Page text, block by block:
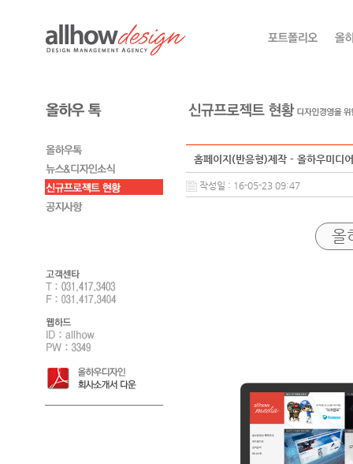
홈페이지(반응형)제작 - 올하우미디어
작성일 : 16-05-23 09:47
올